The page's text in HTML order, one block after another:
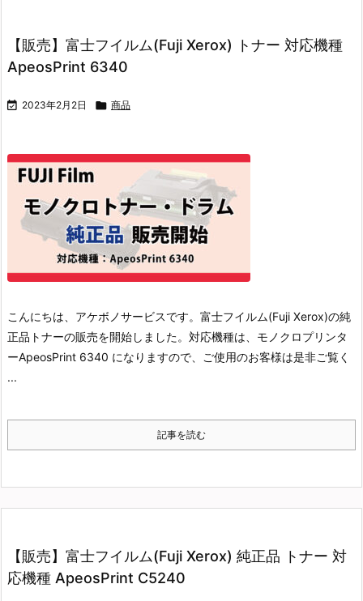
【販売】富士フイルム(Fuji Xerox) トナー 対応機種
ApeosPrint 6340
 2023年2月2日  商品
こんにちは、アケボノサービスです。 富士フイルム(Fuji Xerox)の純
正品トナーの販売を開始しました。 対応機種は、モノクロプリンタ
ーApeosPrint 6340 になりますので、ご使用のお客様は是非ご覧く
...
記事を読む
【販売】富士フイルム(Fuji Xerox) 純正品 トナー 対
応機種 ApeosPrint C5240